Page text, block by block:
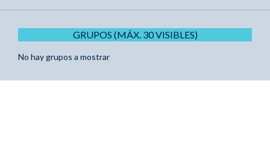
GRUPOS (MÁX. 30 VISIBLES)
No hay grupos a mostrar